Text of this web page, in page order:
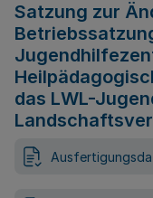
Satzung zur
das LWL-